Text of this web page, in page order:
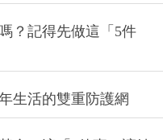
？記得先做這「5件
生活的雙重防護網